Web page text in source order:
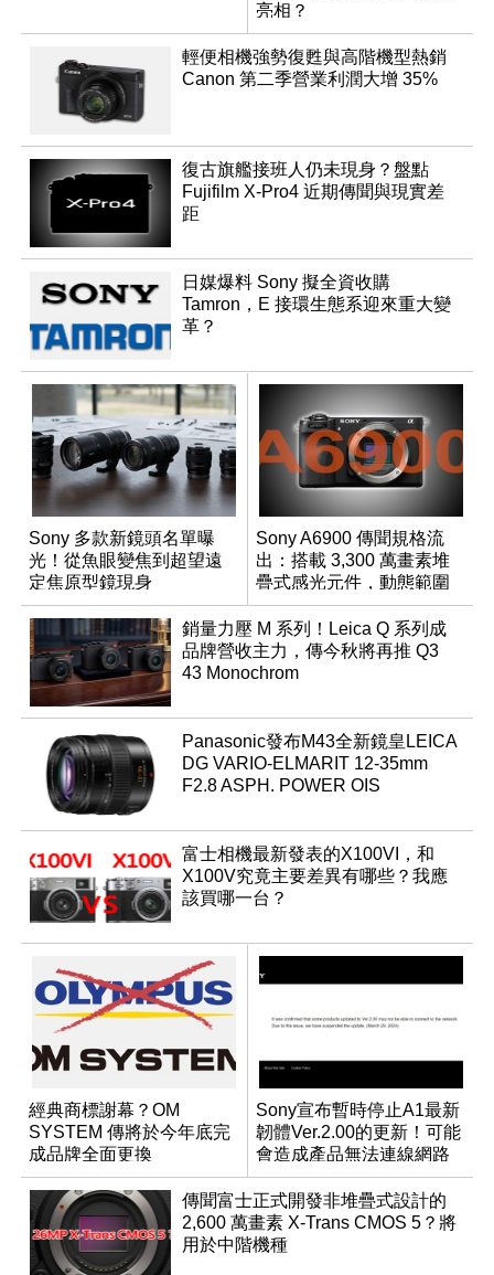
亮相？
輕便相機強勢復甦與高階機型熱銷
Canon 第二季營業利潤大增 35%
復古旗艦接班人仍未現身？盤點
Fujifilm X-Pro4 近期傳聞與現實差
距
日媒爆料 Sony 擬全資收購
Tamron，E 接環生態系迎來重大變
革？
Sony 多款新鏡頭名單曝
光！從魚眼變焦到超望遠
定焦原型鏡現身
Sony A6900 傳聞規格流
出：搭載 3,300 萬畫素堆
疊式感光元件，動態範圍
超過 15 級
銷量力壓 M 系列！Leica Q 系列成
品牌營收主力，傳今秋將再推 Q3
43 Monochrom
Panasonic發布M43全新鏡皇LEICA
DG VARIO-ELMARIT 12-35mm
F2.8 ASPH. POWER OIS
富士相機最新發表的X100VI，和
X100V究竟主要差異有哪些？我應
該買哪一台？
經典商標謝幕？OM
SYSTEM 傳將於今年底完
成品牌全面更換
Sony宣布暫時停止A1最新
韌體Ver.2.00的更新！可能
會造成產品無法連線網路
傳聞富士正式開發非堆疊式設計的
2,600 萬畫素 X-Trans CMOS 5？將
用於中階機種